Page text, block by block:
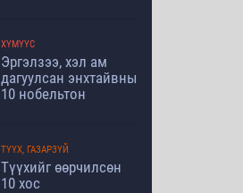
ХҮМҮҮС
Эргэлзээ, хэл ам
дагуулсан энхтайвны
10 нобельтон
ТҮҮХ, ГАЗАРЗҮЙ
Түүхийг өөрчилсөн
10 хос